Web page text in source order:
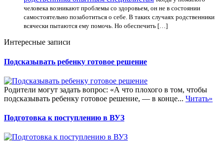
человека возникают проблемы со здоровьем, он не в состоянии
самостоятельно позаботиться о себе. В таких случаях родственники
всячески пытаются ему помочь. Но обеспечить […]
Интересные записи
Подсказывать ребенку готовое решение
Родители могут задать вопрос: «А что плохого в том, чтобы
подсказывать ребенку готовое решение, — в конце... Читать»
Подготовка к поступлению в ВУЗ